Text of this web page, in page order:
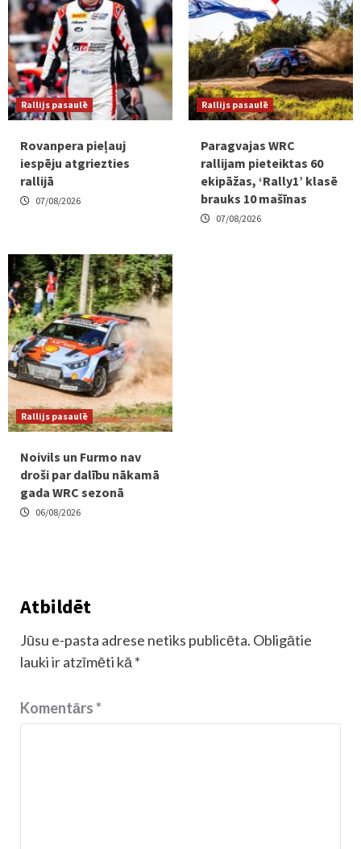
Rallijs pasaulē
Rovanpera pieļauj
iespēju atgriezties
rallijā
07/08/2026
Rallijs pasaulē
Paragvajas WRC
rallijam pieteiktas 60
ekipāžas, ‘Rally1’ klasē
brauks 10 mašīnas
07/08/2026
Rallijs pasaulē
Noivils un Furmo nav
droši par dalību nākamā
gada WRC sezonā
06/08/2026
Atbildēt
Jūsu e-pasta adrese netiks publicēta. Obligātie
lauki ir atzīmēti kā *
Komentārs*